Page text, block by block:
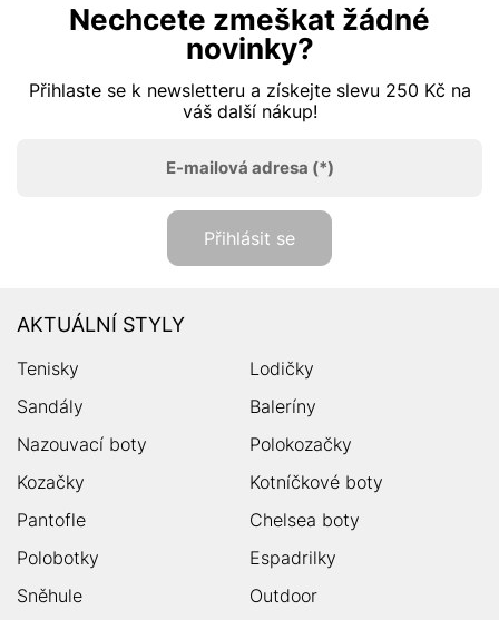
Nechcete zmeškat žádné
novinky?
Přihlaste se k newsletteru a získejte slevu 250 Kč na
váš další nákup!
E-mailová adresa (*)
Přihlásit se
AKTUÁLNÍ STYLY
Tenisky
Lodičky
Sandály
Baleríny
Nazouvací boty
Polokozačky
Kozačky
Kotníčkové boty
Pantofle
Chelsea boty
Polobotky
Espadrilky
Sněhule
Outdoor